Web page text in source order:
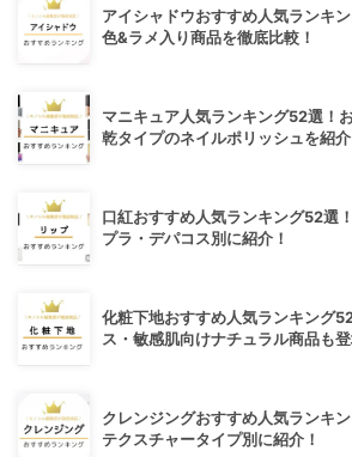
アイシャドウおすすめ人気ランキ
色&ラメ入り商品を徹底比較！
マニキュア人気ランキング52選！
乾タイプのネイルポリッシュを紹介
口紅おすすめ人気ランキング52選
プラ・デパコス別に紹介！
化粧下地おすすめ人気ランキング
ス・敏感肌向けナチュラル商品も登
クレンジングおすすめ人気ランキ
テクスチャータイプ別に紹介！